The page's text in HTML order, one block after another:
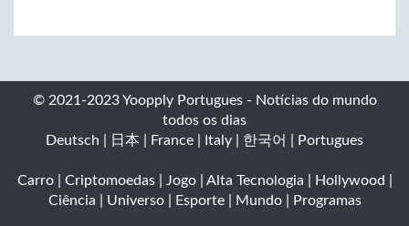
© 2021-2023 Yoopply Portugues - Notícias do mundo
todos os dias
Deutsch
日本 France Italy 한국어 Portugues
Carro| Criptomoedas| Jogo| Alta Tecnologia Hollywood
Ciência
Universo| Esporte| Mundo| Programas